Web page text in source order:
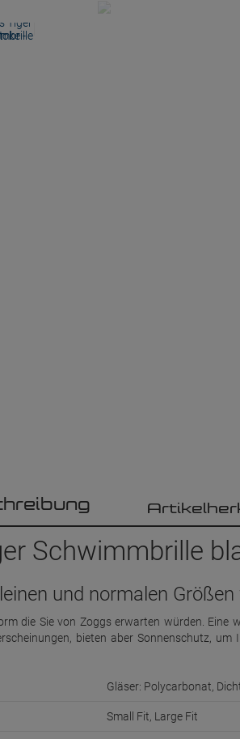
Schwimmbrille
und normalen
die Sie von Zoggs erwarten würden. Eine
bieten aber Sonnenschutz,
Gläser: Polycarbonat,
Small Fit, Large Fit